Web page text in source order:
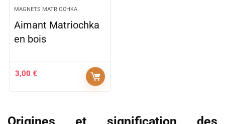
MAGNETS MATRIOCHKA
Aimant Matriochka
en bois
3,00€